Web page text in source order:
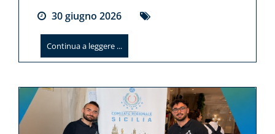
30giugno 2026
Continua a leggere ...